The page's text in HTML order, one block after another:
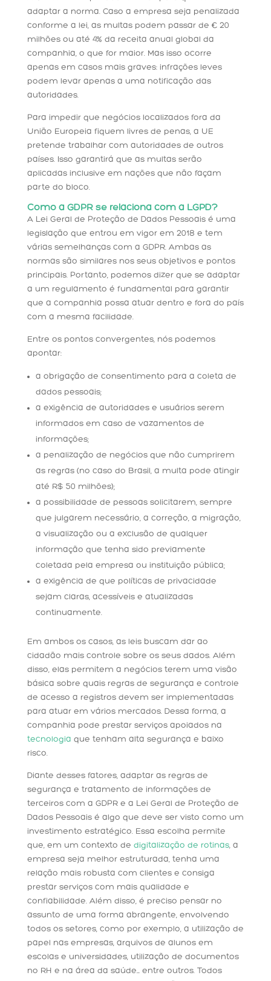
adaptar a norma. Caso a empresa seja penalizada
conforme a lei, as multas podem passar de € 20
milhões ou até 4% da receita anual global da
companhia, o que for maior. Mas isso ocorre
apenas em casos mais graves: infrações leves
podem levar apenas a uma notificação das
autoridades.
Para impedir que negócios localizados fora da
União Europeia fiquem livres de penas, a UE
pretende trabalhar com autoridades de outros
países. Isso garantirá que as multas serão
aplicadas inclusive em nações que não façam
parte do bloco.
Como a GDPR se relaciona com a LGPD?
A Lei Geral de Proteção de Dados Pessoais é uma
legislação que entrou em vigor em 2018 e tem
várias semelhanças com a GDPR. Ambas as
normas são similares nos seus objetivos e pontos
principais. Portanto, podemos dizer que se adaptar
a um regulamento é fundamental para garantir
que a companhia possa atuar dentro e fora do país
com a mesma facilidade.
Entre os pontos convergentes, nós podemos
apontar:
a obrigação de consentimento para a coleta de
dados pessoais;
a exigência de autoridades e usuários serem
informados em caso de vazamentos de
informações;
a penalização de negócios que não cumprirem
as regras (no caso do Brasil, a multa pode atingir
até R$ 50 milhões);
a possibilidade de pessoas solicitarem, sempre
que julgarem necessário, a correção, a migração,
a visualização ou a exclusão de qualquer
informação que tenha sido previamente
coletada pela empresa ou instituição pública;
a exigência de que políticas de privacidade
sejam claras, acessíveis e atualizadas
continuamente.
Em ambos os casos, as leis buscam dar ao
cidadão mais controle sobre os seus dados. Além
disso, elas permitem a negócios terem uma visão
básica sobre quais regras de segurança e controle
de acesso a registros devem ser implementadas
para atuar em vários mercados. Dessa forma, a
companhia pode prestar serviços apoiados na
tecnologia que tenham alta segurança e baixo
risco.
Diante desses fatores, adaptar as regras de
segurança e tratamento de informações de
terceiros com a GDPR e a Lei Geral de Proteção de
Dados Pessoais é algo que deve ser visto como um
investimento estratégico. Essa escolha permite
que, em um contexto de digitalização de rotinas, a
empresa seja melhor estruturada, tenha uma
relação mais robusta com clientes e consiga
prestar serviços com mais qualidade e
confiabilidade. Além disso, é preciso pensar no
assunto de uma forma abrangente, envolvendo
todos os setores, como por exemplo, a utilização de
papel nas empresas, arquivos de alunos em
escolas e universidades, utilização de documentos
no RH e na área da saúde… entre outros. Todos